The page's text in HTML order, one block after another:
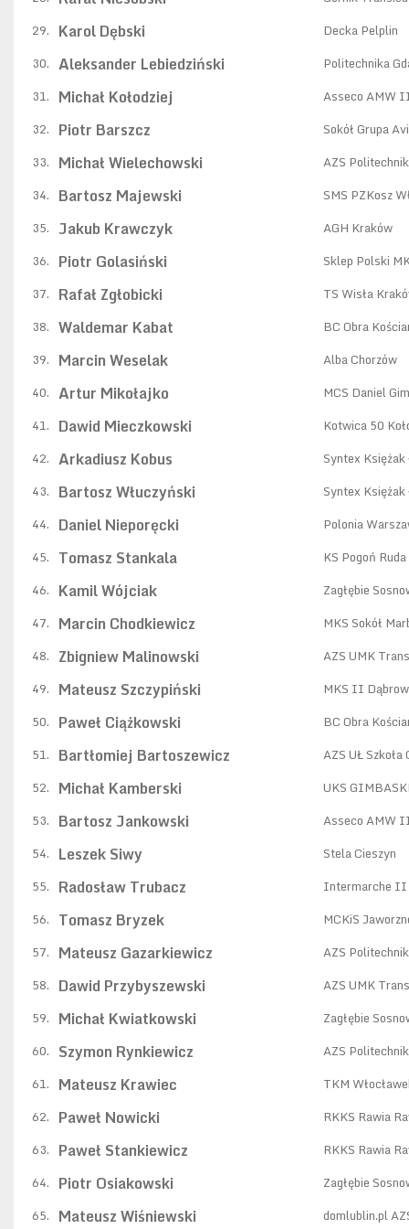
29. Karol Dębski
Decka Pelplin
30. Aleksander Lebiedziński
Politechnika
31. Michał Kołodziej
Asseco AMW
32. Piotr Barszcz
Sokół Grupa
33. Michał Wielechowski
AZS
34. Bartosz Majewski
SMS PZKosz
35. Jakub Krawczyk
AGH Kraków
36. Piotr Golasiński
Sklep Polski
37. Rafał Zgłobicki
TS Wisła
38. Waldemar Kabat
BC Obra
39. Marcin Weselak
Alba Chorzów
40. Artur Mikołajko
MCS Daniel
41. Dawid Mieczkowski
Kotwica 50
42. Arkadiusz Kobus
Syntex
43. Bartosz Włuczyński
Syntex
44. Daniel Nieporęcki
Polonia
45. Tomasz Stankala
KS Pogoń
46. Kamil Wójciak
Zagłębie
47. Marcin Chodkiewicz
MKS Sokół
48. Zbigniew Malinowski
AZS UMK
49. Mateusz Szczypiński
MKS II
50. Paweł Ciążkowski
BC Obra
51. Bartłomiej Bartoszewicz
AZS UŁ
52. Michał Kamberski
UKS
53. Bartosz Jankowski
Asseco AMW
54. Leszek Siwy
Stela Cieszyn
55. Radosław Trubacz
Intermarche II
56. Tomasz Bryzek
MCKiS
57. Mateusz Gazarkiewicz
AZS
58. Dawid Przybyszewski
AZS UMK
59. Michał Kwiatkowski
Zagłębie
60. Szymon Rynkiewicz
AZS
61. Mateusz Krawiec
TKM
62. Paweł Nowicki
RKKS Rawia
63. Paweł Stankiewicz
RKKS Rawia
64. Piotr Osiakowski
Zagłębie
65. Mateusz Wiśniewski
domlublin.pl